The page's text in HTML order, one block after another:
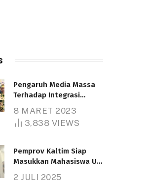
Pengaruh Media Massa
Terhadap Integrasi
8 MARET 2023
3,838 VIEWS
Pemprov Kaltim Siap
Masukkan Mahasiswa UT
2 JULI 2025